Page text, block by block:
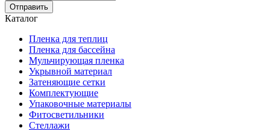
Отправить
Каталог
Пленка для теплиц
Пленка для бассейна
Мульчирующая пленка
Укрывной материал
Затеняющие сетки
Комплектующие
Упаковочные материалы
Фитосветильники
Стеллажи